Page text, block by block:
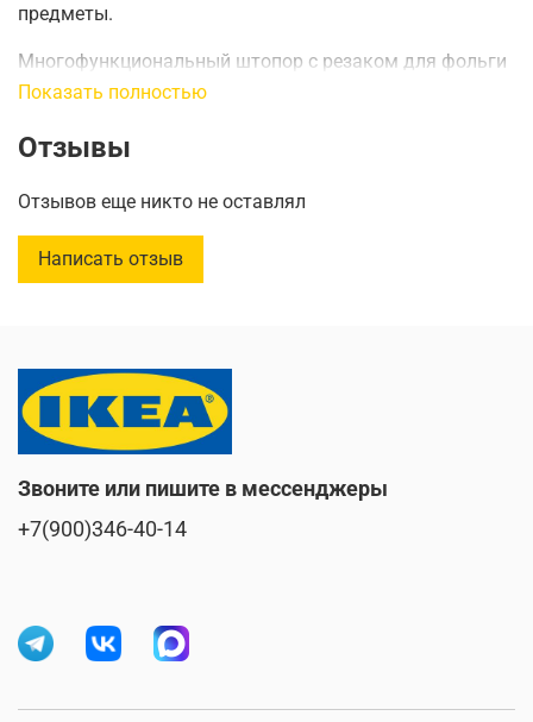
предметы.
Многофункциональный штопор с резаком для фольги
и открывалкой для бутылок.
Конструкция позволяет легко вынуть пробку из
Изготовлен из нержавеющей стали.
Показать полностью
Отзывы
Отзывов еще никто не оставлял
Написать отзыв
Звоните или пишите в мессенджеры
+7(900)346-40-14